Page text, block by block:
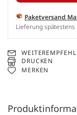
Paketversand
Lieferung
DRUCKEN
MERKEN